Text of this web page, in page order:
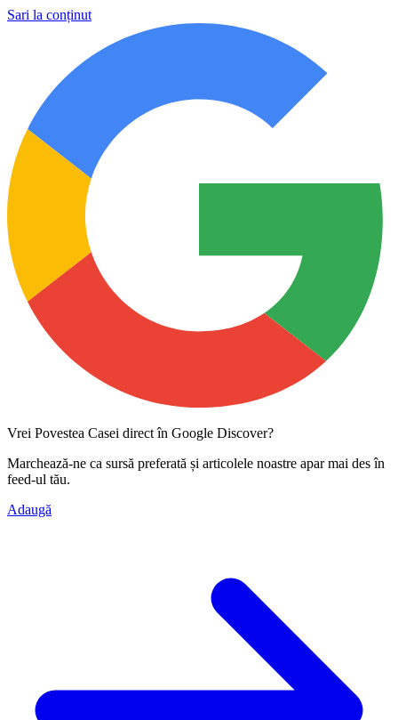
Sari la conținut
Vrei Povestea Casei direct în Google Discover?
Marchează-ne ca sursă preferată și articolele noastre apar mai des în
feed-ul tău.
Adaugă